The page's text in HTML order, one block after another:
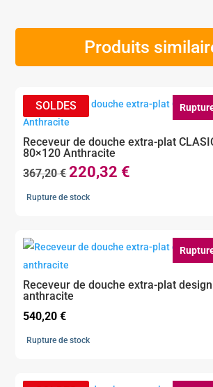
Produits
Receveur de douche extra-plat
80×120 Anthracite
367,20€Le
prix
367,20 €.
220,32 €
220,32 €.
Rupture de stock
Receveur de douche extra-plat
anthracite
540,20€
Rupture de stock